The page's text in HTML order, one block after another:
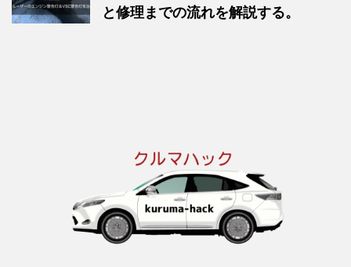
と修理までの流れを解説する。